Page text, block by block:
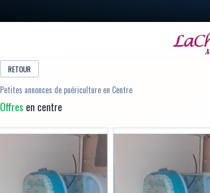
RETOUR
Petites annonces de puériculture en Centre
Offres en centre